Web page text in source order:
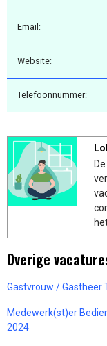
Email:
Website:
Telefoonnummer:
Overige
Gastvrouw / Gastheer
Medewerk(st)er
2024